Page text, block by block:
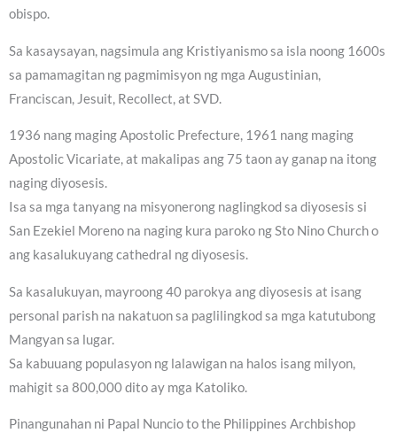
obispo.
Sa kasaysayan, nagsimula ang Kristiyanismo sa isla noong 1600s
sa pamamagitan ng pagmimisyon ng mga Augustinian,
Franciscan, Jesuit, Recollect, at SVD.
1936 nang maging Apostolic Prefecture, 1961 nang maging
Apostolic Vicariate, at makalipas ang 75 taon ay ganap na itong
naging diyosesis.
Isa sa mga tanyang na misyonerong naglingkod sa diyosesis si
San Ezekiel Moreno na naging kura paroko ng Sto Nino Church o
ang kasalukuyang cathedral ng diyosesis.
Sa kasalukuyan, mayroong 40 parokya ang diyosesis at isang
personal parish na nakatuon sa paglilingkod sa mga katutubong
Mangyan sa lugar.
Sa kabuuang populasyon ng lalawigan na halos isang milyon,
mahigit sa 800,000 dito ay mga Katoliko.
Pinangunahan ni Papal Nuncio to the Philippines Archbishop